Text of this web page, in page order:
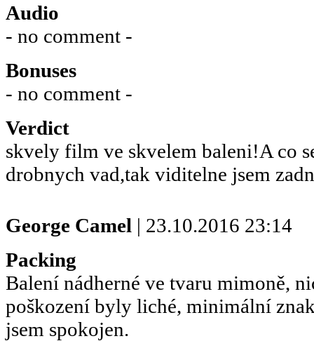
Audio
- no comment -
Bonuses
- no comment -
Verdict
skvely film ve skvelem baleni!A co
drobnych vad,tak viditelne jsem
George Camel | 23.10.2016 23:14
Packing
Balení nádherné ve tvaru mimoně,
poškození byly liché, minimální
jsem spokojen.